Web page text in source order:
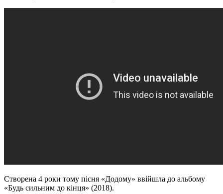
Створена 4 роки тому пісня «Додому» ввійшла до альбому
«Будь сильним до кінця» (2018).